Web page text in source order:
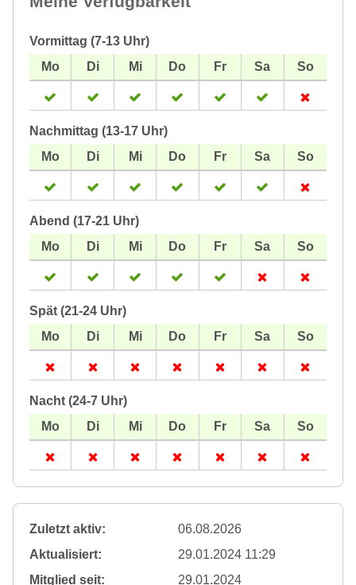
Vormittag (7-13 Uhr)
Nachmittag (13-17 Uhr)
Abend (17-21 Uhr)
Spät (21-24 Uhr)
Nacht (24-7 Uhr)
Zuletzt aktiv:
06.08.2026
Aktualisiert:
29.01.2024 11:29
Mitglied seit:
29.01.2024